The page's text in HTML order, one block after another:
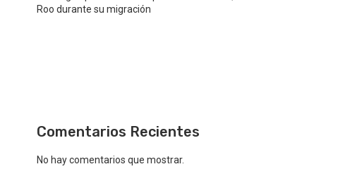
Roo durante su migración
Comentarios Recientes
No hay comentarios que mostrar.